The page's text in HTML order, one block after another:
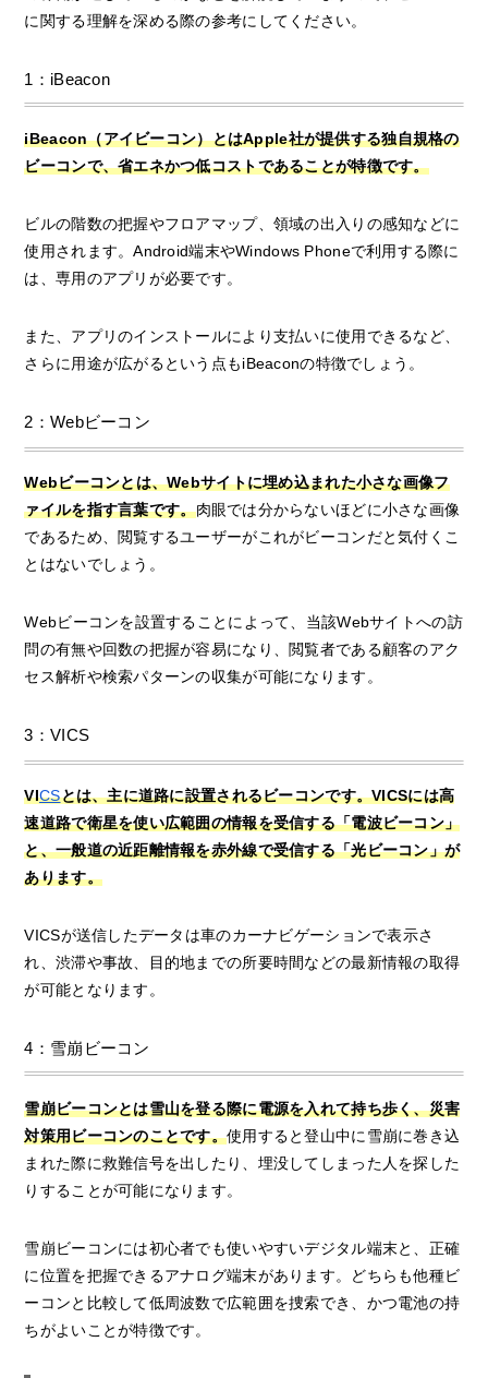
に関する理解を深める際の参考にしてください。
1：iBeacon
iBeacon（アイビーコン）とはApple社が提供する独自規格の
ビーコンで、省エネかつ低コストであることが特徴です。
ビルの階数の把握やフロアマップ、領域の出入りの感知などに
使用されます。Android端末やWindows Phoneで利用する際に
は、専用のアプリが必要です。
また、アプリのインストールにより支払いに使用できるなど、
さらに用途が広がるという点もiBeaconの特徴でしょう。
2：Webビーコン
Webビーコンとは、Webサイトに埋め込まれた小さな画像フ
ァイルを指す言葉です。肉眼では分からないほどに小さな画像
であるため、閲覧するユーザーがこれがビーコンだと気付くこ
とはないでしょう。
Webビーコンを設置することによって、当該Webサイトへの訪
問の有無や回数の把握が容易になり、閲覧者である顧客のアク
セス解析や検索パターンの収集が可能になります。
3：VICS
VICSとは、主に道路に設置されるビーコンです。VICSには高
速道路で衛星を使い広範囲の情報を受信する「電波ビーコン」
と、一般道の近距離情報を赤外線で受信する「光ビーコン」が
あります。
VICSが送信したデータは車のカーナビゲーションで表示さ
れ、渋滞や事故、目的地までの所要時間などの最新情報の取得
が可能となります。
4：雪崩ビーコン
雪崩ビーコンとは雪山を登る際に電源を入れて持ち歩く、災害
対策用ビーコンのことです。使用すると登山中に雪崩に巻き込
まれた際に救難信号を出したり、埋没してしまった人を探した
りすることが可能になります。
雪崩ビーコンには初心者でも使いやすいデジタル端末と、正確
に位置を把握できるアナログ端末があります。どちらも他種ビ
ーコンと比較して低周波数で広範囲を捜索でき、かつ電池の持
ちがよいことが特徴です。